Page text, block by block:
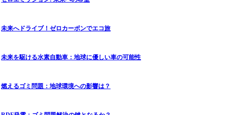
未来へドライブ！ゼロカーボンでエコ旅
未来を駆ける水素自動車：地球に優しい車の可能性
燃えるゴミ問題：地球環境への影響は？